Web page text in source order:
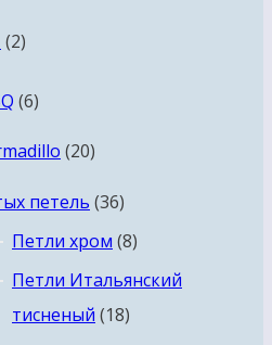
2
товара
66
2020
петель 3636
товаров
Петли хром 88
товаров
Петли Итальянский
тисненый 1818